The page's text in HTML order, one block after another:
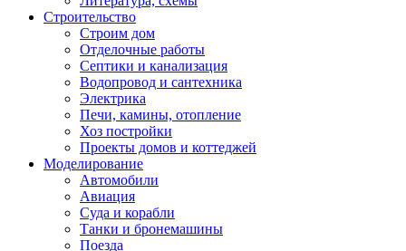
Строительство
Строим дом
Отделочные работы
Септики и канализация
Водопровод и сантехника
Электрика
Печи, камины, отопление
Хоз постройки
Проекты домов и коттеджей
Моделирование
Автомобили
Авиация
Суда и корабли
Танки и бронемашины
Поезда